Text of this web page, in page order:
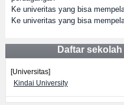
Ke univeritas yang bisa
Ke univeritas yang bisa
Daftar
[Universitas]
Kindai University